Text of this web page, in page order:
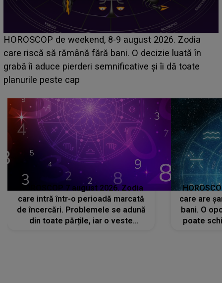
Emanuel a ținut ACEST DETALIU ASCUNS până
acum! În fața Alexandrei, concurentul din Casa Iubirii
face o MĂRTURISIRE NEAȘTEPTATĂ despre mama
sa: "I-am spus și ei în față, eu nu te iubesc pentru
HOROSCOP 7 august 2026. Zodia
care intră într-o perioadă marcată
de încercări. Problemele se adună
din toate părțile, iar o veste
care are
bani. O
poate